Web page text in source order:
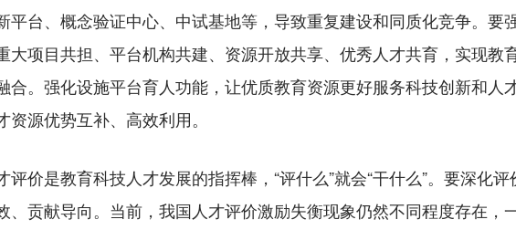
平台、概念验证中心、中试基地等，导致重复建设和同质化竞争。要
大项目共担、平台机构共建、资源开放共享、优秀人才共育，实现
合。强化设施平台育人功能，让优质教育资源更好服务科技创新和人
资源优势互补、高效利用。
价是教育科技人才发展的指挥棒，“评什么”就会“干什么”。要深化
、贡献导向。当前，我国人才评价激励失衡现象仍然不同程度存在，